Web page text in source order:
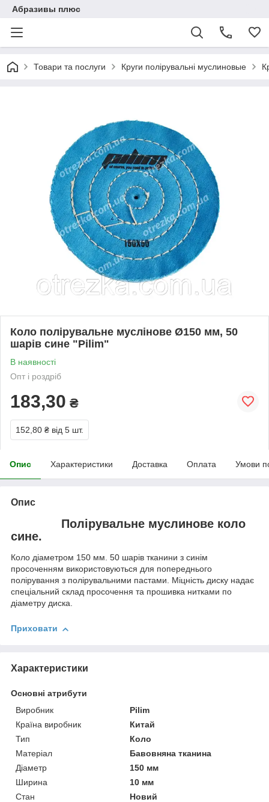
Абразивы плюс
Товари та послуги Круги полірувальні муслиновые
Коло полірувальне муслінове Ø150 мм, 50
шарів сине "Pilim"
В наявності
Опт і роздріб
183,30 ₴
152,80 ₴ від 5 шт.
Опис Характеристики Доставка Оплата Умови
Опис
Полірувальне муслинове коло
сине.
Коло діаметром 150 мм. 50 шарів тканини з синім
просоченням використовуються для попереднього
полірування з полірувальними пастами. Міцність диску надає
спеціальний склад просочення та прошивка нитками по
діаметру диска.
Приховати
Характеристики
Основні атрибути
Виробник
Pilim
Країна виробник
Китай
Тип
Коло
Матеріал
Бавовняна тканина
Діаметр
150 мм
Ширина
10 мм
Стан
Новий